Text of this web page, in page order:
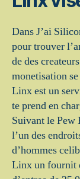
Dans J’ai
pour trouver
de des
monetisation
Linx est un
te prend en
Suivant le Pew
l’un des
d’hommes
Linx un fournit